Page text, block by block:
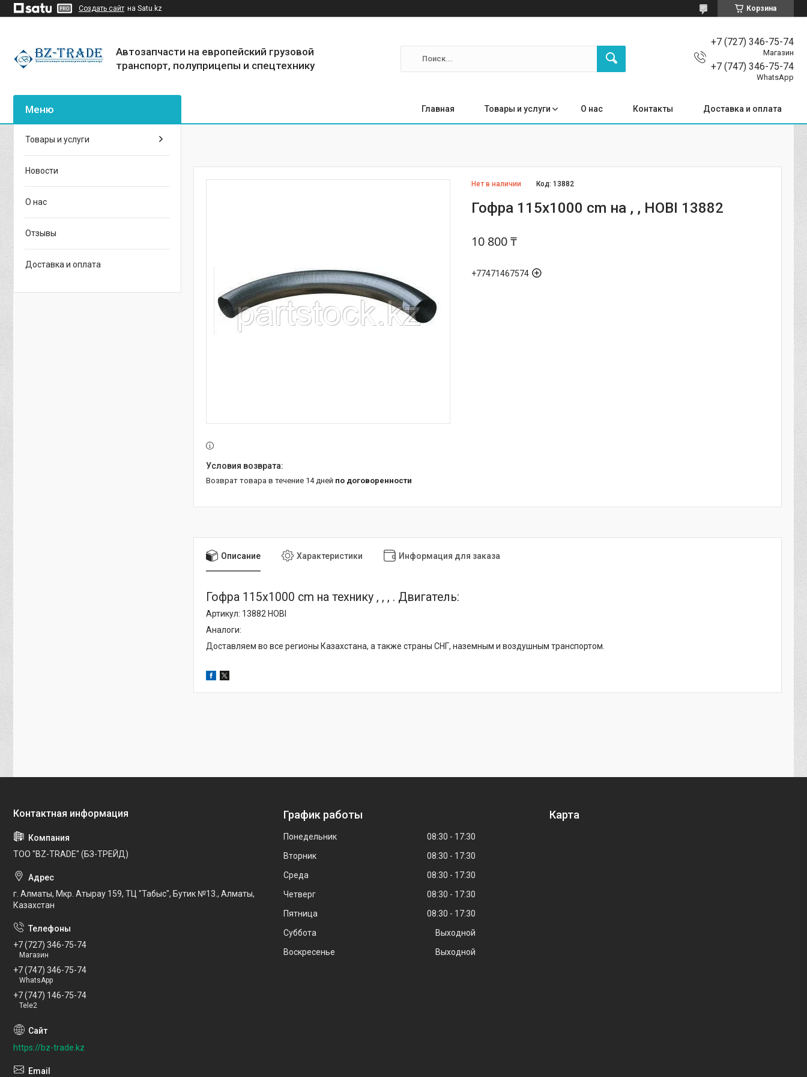
Создать сайт на Satu.kz Корзина
Автозапчасти на европейский грузовой
транспорт, полуприцепы и спецтехнику
+7 (727) 346-75-74
Магазин
+7 (747) 346-75-74
WhatsApp
Главная Товары и услуги О нас Контакты Доставка и оплата
Нет в наличии Код:13882
Гофра 115x1000 cm на , , HOBI 13882
10 800 ₸
+77471467574
возврат товара в течение 14 дней по договоренности
Описание Характеристики Информация для заказа
Гофра 115x1000 cm на технику , , , . Двигатель:
Артикул: 13882 HOBI
Аналоги:
Доставляем во все регионы Казахстана, а также страны СНГ, наземным и воздушным транспортом.
Товары и услуги
Новости
О нас
Отзывы
Доставка и оплата
ТОО "BZ-TRADE" (БЗ-ТРЕЙД)
г. Алматы, Мкр. Атырау 159, ТЦ "Табыс", Бутик №13., Алматы,
Казахстан
+7 (727) 346-75-74
Магазин
+7 (747) 346-75-74
WhatsApp
+7 (747) 146-75-74
Tele2
https://bz-trade.kz
График работы
Понедельник 08:30
17:30
Вторник
08:30
17:30
Среда
08:30
17:30
Четверг
08:30
17:30
Пятница
08:30
17:30
Суббота
Выходной
Воскресенье
Выходной
Карта